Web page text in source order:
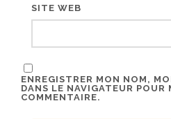
SITE WEB
ENREGISTRER MON NOM,
DANS LE NAVIGATEUR POUR
COMMENTAIRE.